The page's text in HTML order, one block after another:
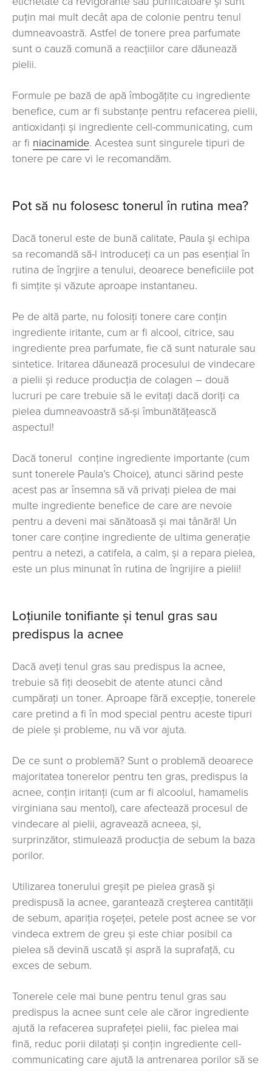
puțin mai mult decât apa de colonie pentru tenul
dumneavoastră. Astfel de tonere prea parfumate
sunt o cauză comună a reacțiilor care dăunează
pielii.
Formule pe bază de apă îmbogăţite cu ingrediente
benefice, cum ar fi substanțe pentru refacerea pielii,
antioxidanți și ingrediente cell-communicating, cum
ar fi niacinamide. Acestea sunt singurele tipuri de
tonere pe care vi le recomandăm.
Pot să nu folosesc tonerul în rutina mea?
Dacă tonerul este de bună calitate, Paula şi echipa
sa recomandă să-l introduceţi ca un pas esențial în
rutina de îngrjire a tenului, deoarece beneficiile pot
fi simțite și văzute aproape instantaneu.
Pe de altă parte, nu folosiţi tonere care conţin
ingrediente iritante, cum ar fi alcool, citrice, sau
ingrediente prea parfumate, fie că sunt naturale sau
sintetice. Iritarea dăunează procesului de vindecare
a pielii și reduce producția de colagen – două
lucruri pe care trebuie să le evitaţi dacă doriți ca
pielea dumneavoastră să-și îmbunătăţească
aspectul!
Dacă tonerul conţine ingrediente importante (cum
sunt tonerele Paula’s Choice), atunci sărind peste
acest pas ar însemna să vă privaţi pielea de mai
multe ingrediente benefice de care are nevoie
pentru a deveni mai sănătoasă și mai tânără! Un
toner care conține ingrediente de ultima generaţie
pentru a netezi, a catifela, a calm, și a repara pielea,
este un plus minunat în rutina de îngrijire a pielii!
Loţiunile tonifiante și tenul gras sau
predispus la acnee
Dacă aveți tenul gras sau predispus la acnee,
trebuie să fiţi deosebit de atente atunci când
cumpăraţi un toner. Aproape fără excepție, tonerele
care pretind a fi în mod special pentru aceste tipuri
de piele și probleme, nu vă vor ajuta.
De ce sunt o problemă? Sunt o problemă deoarece
majoritatea tonerelor pentru ten gras, predispus la
acnee, conțin iritanţi (cum ar fi alcoolul, hamamelis
virginiana sau mentol), care afectează procesul de
vindecare al pielii, agravează acneea, și,
surprinzător, stimulează producția de sebum la baza
porilor.
Utilizarea tonerului greșit pe pielea grasă şi
predispusă la acnee, garantează creşterea cantităţii
de sebum, apariţia roşeţei, petele post acnee se vor
vindeca extrem de greu și este chiar posibil ca
pielea să devină uscată și aspră la suprafaţă, cu
exces de sebum.
Tonerele cele mai bune pentru tenul gras sau
predispus la acnee sunt cele ale căror ingrediente
ajută la refacerea suprafeţei pielii, fac pielea mai
fină, reduc porii dilataţi și conțin ingrediente cell-
communicating care ajută la antrenarea porilor să se